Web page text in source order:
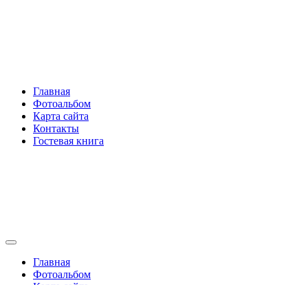
Главная
Фотоальбом
Карта сайта
Контакты
Гостевая книга
Главная
Фотоальбом